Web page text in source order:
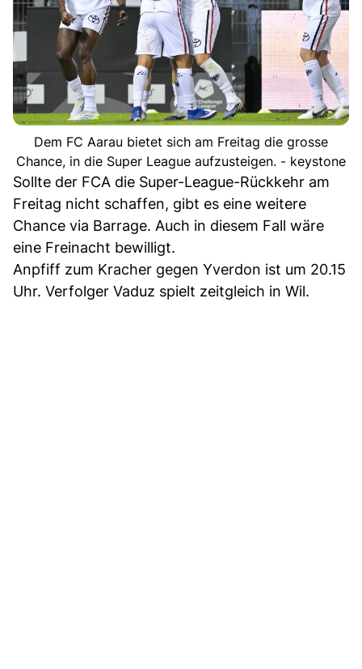
Dem FC Aarau bietet sich am Freitag die grosse
Chance, in die Super League aufzusteigen. - keystone
Sollte der FCA die Super-League-Rückkehr am
Freitag nicht schaffen, gibt es eine weitere
Chance via Barrage. Auch in diesem Fall wäre
eine Freinacht bewilligt.
Anpfiff zum Kracher gegen Yverdon ist um 20.15
Uhr. Verfolger Vaduz spielt zeitgleich in Wil.